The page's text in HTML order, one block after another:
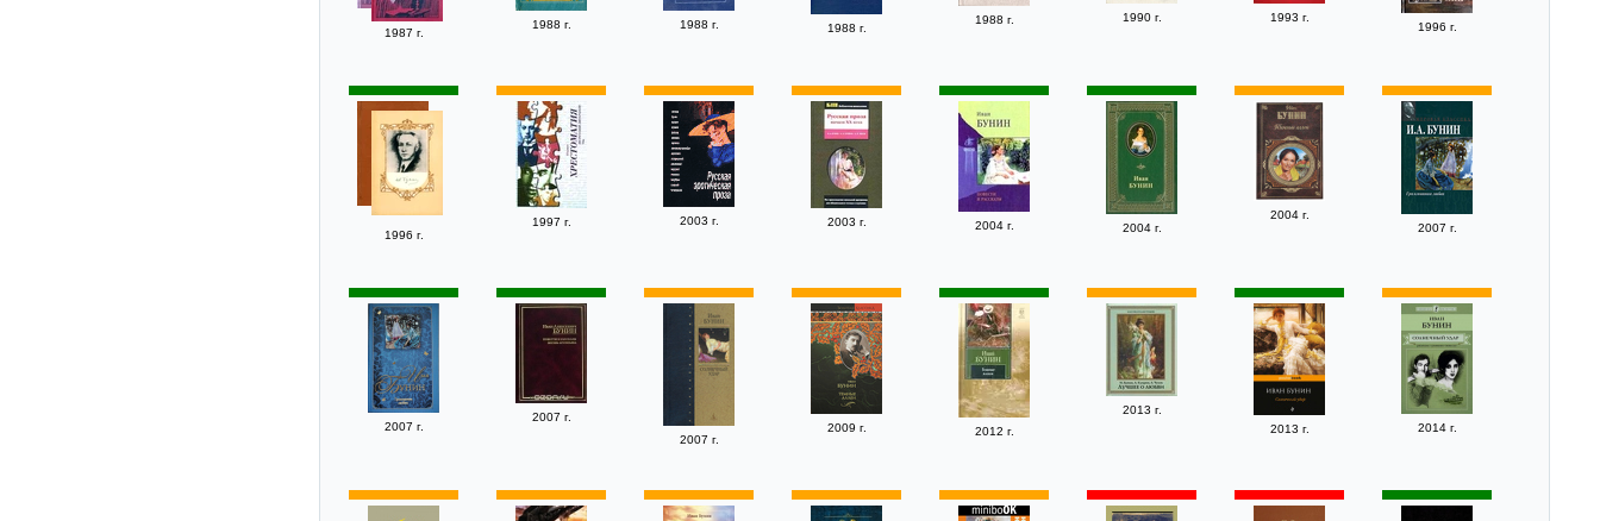
1987 г.
1988 г. 1988 г. 1988 г.
1988 г. 1990 г. 1993 г.
1996 г.
1996 г.
1997 г. 2003 г. 2003 г. 2004 г. 2004 г.
2004 г.
2007 г.
2007 г.
2007 г.
2007 г.
2009 г. 2012 г.
2013 г.
2013 г.
2014 г.